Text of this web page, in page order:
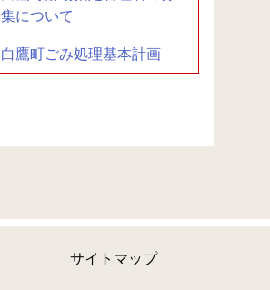
集について
白鷹町ごみ処理基本計画
サイトマップ